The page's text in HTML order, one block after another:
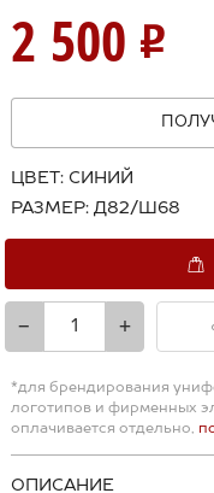
2 500
ЦВЕТ: СИНИЙ
РАЗМЕР: Д82/Ш68
+
-
*для брендирования
логотипов и фирменных
оплачивается отдельно,
ОПИСАНИЕ